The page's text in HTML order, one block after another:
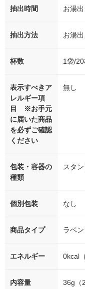
抽出時間 お湯
抽出方法 お湯出
杯数 1袋/
表示すべきア
レルギー項
目 ※お手元
に届いた商品
を必ずご確認
ください
無し
包装・容器の
種類
スタ
個別包装 なし
商品タイプ ラベ
エネルギー 0kcal
内容量 36g（